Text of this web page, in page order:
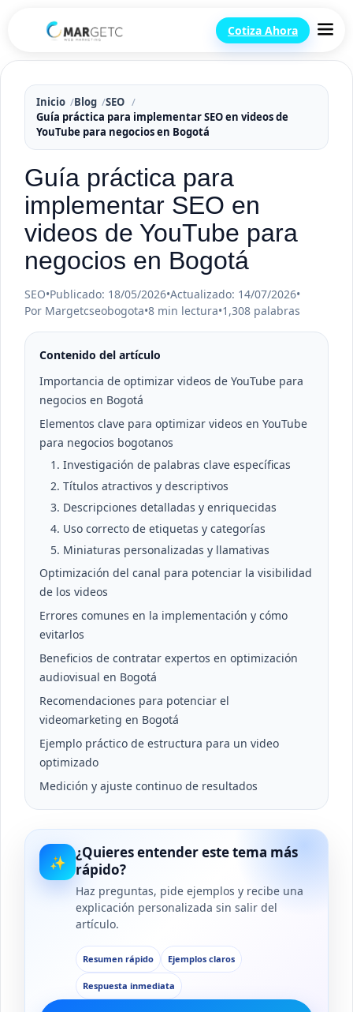
Cotiza Ahora
Inicio Blog
SEO
Guía práctica para implementar SEO en videos de
YouTube para negocios en Bogotá
Guía práctica para
implementar SEO en
videos de YouTube para
negocios en Bogotá
SEO•Publicado: 18/05/2026•Actualizado: 14/07/2026•
Por Margetcseobogota•8 min lectura•1,308 palabras
Contenido del artículo
Importancia de optimizar videos de YouTube para
negocios en Bogotá
Elementos clave para optimizar videos en YouTube
para negocios bogotanos
1. Investigación de palabras clave específicas
2. Títulos atractivos y descriptivos
3. Descripciones detalladas y enriquecidas
4. Uso correcto de etiquetas y categorías
5. Miniaturas personalizadas y llamativas
Optimización del canal para potenciar la visibilidad
de los videos
Errores comunes en la implementación y cómo
evitarlos
Beneficios de contratar expertos en optimización
audiovisual en Bogotá
Recomendaciones para potenciar el
videomarketing en Bogotá
Ejemplo práctico de estructura para un video
optimizado
Medición y ajuste continuo de resultados
✨
¿Quieres entender este tema más
rápido?
Haz preguntas, pide ejemplos y recibe una
explicación personalizada sin salir del
artículo.
Resumen rápido Ejemplos claros
Respuesta inmediata